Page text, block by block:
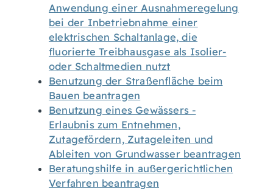
Anwendung einer Ausnahmeregelung
bei der Inbetriebnahme einer
elektrischen Schaltanlage, die
fluorierte Treibhausgase als Isolier-
oder Schaltmedien nutzt
Benutzung der Straßenfläche beim
Bauen beantragen
Benutzung eines Gewässers -
Erlaubnis zum Entnehmen,
Zutagefördern, Zutageleiten und
Ableiten von Grundwasser beantragen
Beratungshilfe in außergerichtlichen
Verfahren beantragen